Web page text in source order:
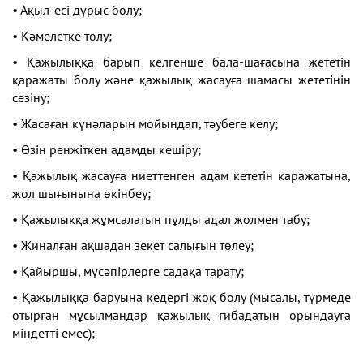
• Ақыл-есі дұрыс болу;
• Кәмелетке толу;
• Қажылыққа барып келгенше бала-шағасына жететін
қаражаты болу және қажылық жасауға шамасы жететінін
сезіну;
• Жасаған күнәларын мойындап, тәубеге келу;
• Өзін ренжіткен адамды кешіру;
• Қажылық жасауға ниеттенген адам кететін қаражатына,
жол шығынына өкінбеу;
• Қажылыққа жұмсалатын пұлды адал жолмен табу;
• Жиналған ақшадан зекет салығын төлеу;
• Қайыршы, мүсәпірлерге садақа тарату;
• Қажылыққа баруына кедергі жоқ болу (мысалы, түрмеде
отырған мұсылмандар қажылық ғибадатын орындауға
міндетті емес);